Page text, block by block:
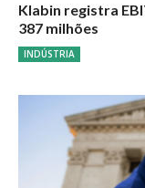
Klabin registra
387 milhões
INDÚSTRIA